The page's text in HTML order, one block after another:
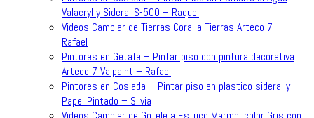
Valacryl y Sideral S-500 – Raquel
Videos Cambiar de Tierras Coral a Tierras Arteco 7 –
Rafael
Pintores en Getafe – Pintar piso con pintura decorativa
Arteco 7 Valpaint – Rafael
Pintores en Coslada – Pintar piso en plastico sideral y
Papel Pintado – Silvia